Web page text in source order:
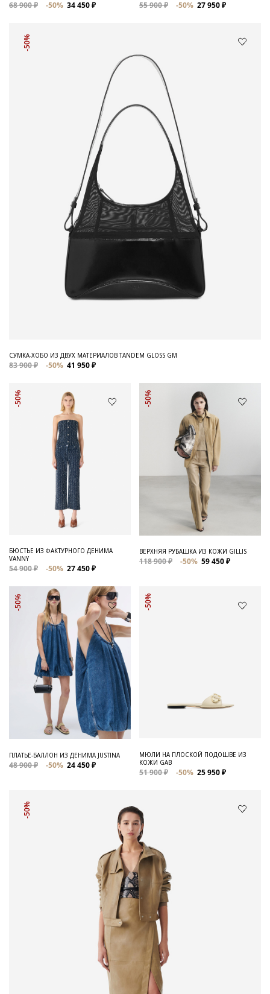
68 900 ₽ -50% 34 450 ₽ 55 900 ₽ -50% 27 950 ₽
-50%
СУМКА-ХОБО ИЗ ДВУХ МАТЕРИАЛОВ TANDEM GLOSS GM
83 900 ₽ -50% 41 950 ₽
-50%
БЮСТЬЕ ИЗ ФАКТУРНОГО ДЕНИМА
VANNY
54 900 ₽ -50% 27 450 ₽
-50%
ВЕРХНЯЯ РУБАШКА ИЗ КОЖИ GILLIS
118 900 ₽ -50% 59 450 ₽
-50%
ПЛАТЬЕ-БАЛЛОН ИЗ ДЕНИМА JUSTINA
48 900 ₽ -50% 24 450 ₽
-50%
МЮЛИ НА ПЛОСКОЙ ПОДОШВЕ ИЗ
КОЖИ GAB
51 900 ₽ -50% 25 950 ₽
-50%